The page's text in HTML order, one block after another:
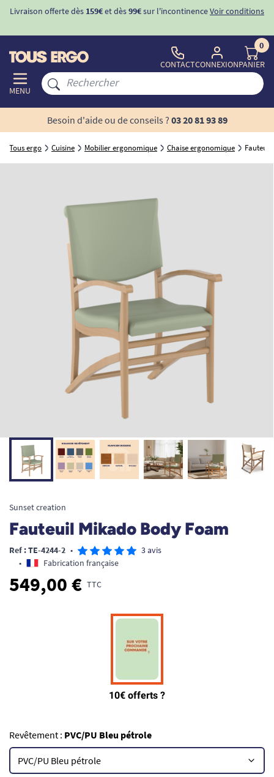
Livraison offerte dès 159€et dès99€sur l'incontinenceVoir conditions
MENU
CONTACTCONNEXION
0
PANIER
Besoin d'aide ou de conseils ? 03 20 81 93 89
Tous ergo Cuisine Mobilier ergonomique Chaise ergonomique Fauteuil
Sunset creation
Fauteuil Mikado Body Foam
Ref : TE-4244-2 •
3 avis
•
Fabrication française
549,00 € TTC
Revêtement : PVC/PU Bleu pétrole